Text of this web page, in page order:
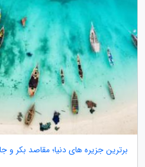
برترین جزیره های دنیا؛ مقاصد بکر و